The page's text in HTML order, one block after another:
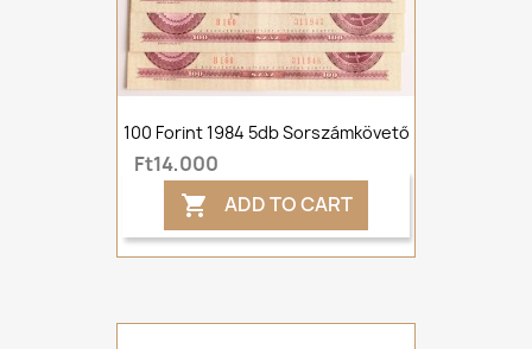
100 Forint 1984 5db Sorszámkövető
Ft14,000
 ADD TO CART